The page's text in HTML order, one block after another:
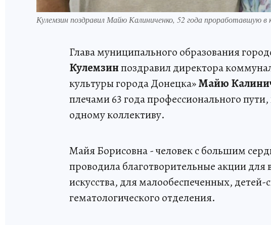
Кулемзин поздравил Майю Калиниченко, 52 года проработавшую
Глава муниципального образования
Кулемзинпоздравил директора
культуры города Донецка»Майю
плечами 63 года профессионального
одному коллективу.
Майя Борисовна - человек с большим
проводила благотворительные акции для
искусства, для малообеспеченных,
гематологического отделения.